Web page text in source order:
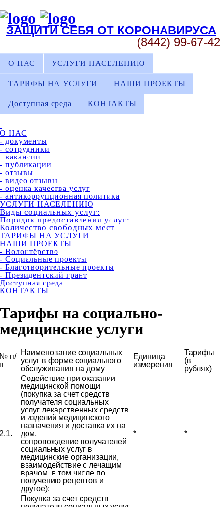
ЗАЩИТИ СЕБЯ ОТ КОРОНАВИРУСА
(8442) 99-67-42
О НАС УСЛУГИ НАСЕЛЕНИЮ
ТАРИФЫ НА УСЛУГИ НАШИ ПРОЕКТЫ
Доступная среда КОНТАКТЫ
О НАС
- документы
- сотрудники
- вакансии
- публикации
- отзывы
- видео отзывы
- оценка качества услуг
- антикоррупционная политика
УСЛУГИ НАСЕЛЕНИЮ
Виды социальных услуг:
Порядок предоставления услуг:
Количество свободных мест
ТАРИФЫ НА УСЛУГИ
НАШИ ПРОЕКТЫ
- Волонтёрство
- Социальные проекты
- Благотворительные проекты
- Президентский грант
Доступная среда
КОНТАКТЫ
Тарифы на социально-
медицинские услуги
п/
Наименование социальных
услуг в форме социального
обслуживания на дому
Единица
измерения
Тарифы
(в
рублях)
Содействие при оказании
медицинской помощи
(покупка за счет средств
получателя социальных
услуг лекарственных средств
и изделий медицинского
назначения и доставка их на
дом,
сопровождение получателей
социальных услуг в
медицинские организации,
взаимодействие с лечащим
врачом, в том числе по
получению рецептов и
другое):
* *
Покупка за счет средств